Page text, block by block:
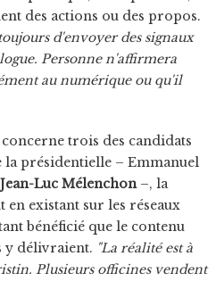
des actions ou des propos.
d'envoyer des signaux
Personne n'affirmera
au numérique ou qu'il
trois des candidats
présidentielle – Emmanuel
Jean-Luc Mélenchon –, la
existant sur les réseaux
bénéficié que le contenu
y délivraient. "La réalité est à
Plusieurs officines vendent